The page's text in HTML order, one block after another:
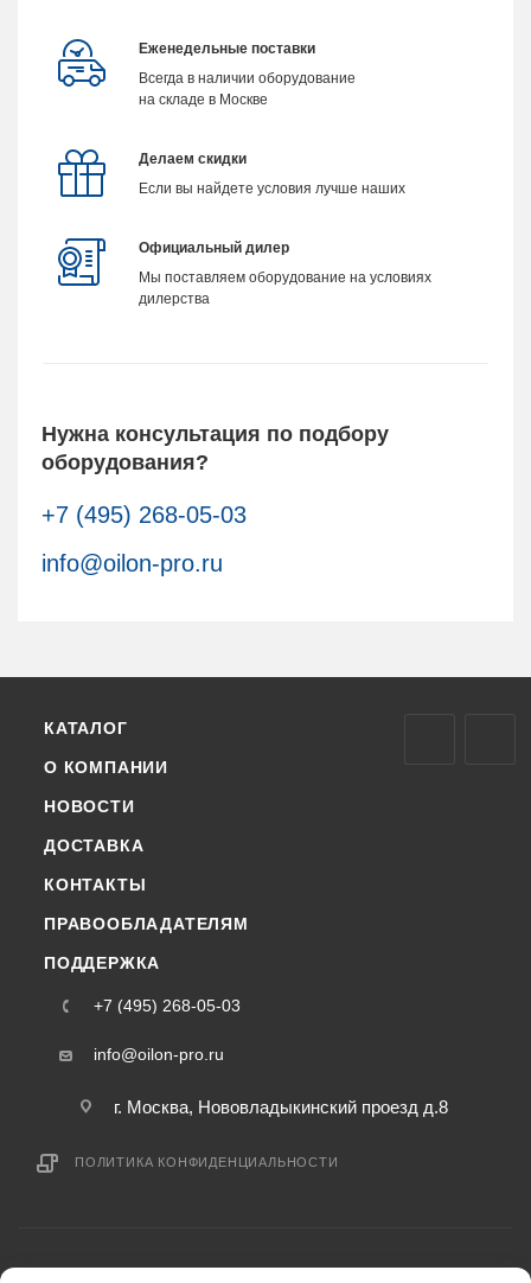
Еженедельные поставки
Всегда в наличии оборудование
на складе в Москве
Делаем скидки
Если вы найдете условия лучше наших
Официальный дилер
Мы поставляем оборудование на условиях
дилерства
Нужна консультация по подбору
оборудования?
+7 (495) 268-05-03
info@oilon-pro.ru
КАТАЛОГ
О КОМПАНИИ
НОВОСТИ
ДОСТАВКА
КОНТАКТЫ
ПРАВООБЛАДАТЕЛЯМ
ПОДДЕРЖКА
+7 (495) 268-05-03
info@oilon-pro.ru
г. Москва, Нововладыкинский проезд д.8
ПОЛИТИКА КОНФИДЕНЦИАЛЬНОСТИ